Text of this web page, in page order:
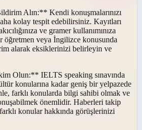
Alın:** Kendi konuşmalarınızı
kolay tespit edebilirsiniz. Kayıtları
ve gramer kullanımınıza
öğretmen veya İngilizce konusunda
alarak eksiklerinizi belirleyin ve
Olun:** IELTS speaking sınavında
konularına kadar geniş bir yelpazede
farklı konularda bilgi sahibi olmak ve
önemlidir. Haberleri takip
konular hakkında görüşlerinizi